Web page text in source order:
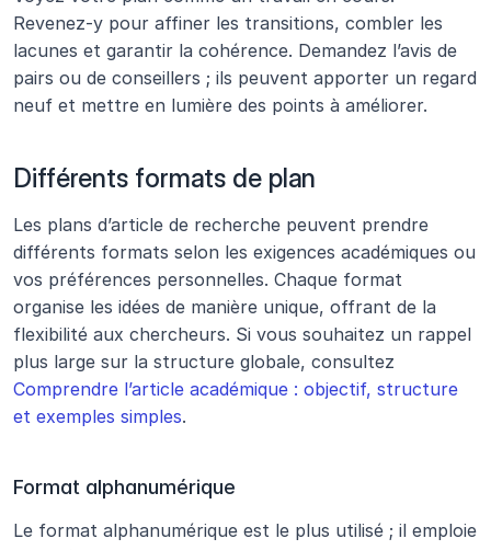
Revenez-y pour affiner les transitions, combler les
lacunes et garantir la cohérence. Demandez l’avis de
pairs ou de conseillers ; ils peuvent apporter un regard
neuf et mettre en lumière des points à améliorer.
Différents formats de plan
Les plans d’article de recherche peuvent prendre
différents formats selon les exigences académiques ou
vos préférences personnelles. Chaque format
organise les idées de manière unique, offrant de la
flexibilité aux chercheurs. Si vous souhaitez un rappel
Comprendre l’article académique : objectif, structure
et exemples simples.
Format alphanumérique
Le format alphanumérique est le plus utilisé ; il emploie